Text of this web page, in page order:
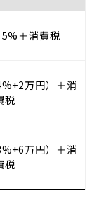
＋消費税
万円）＋消
税
万円）＋消
税